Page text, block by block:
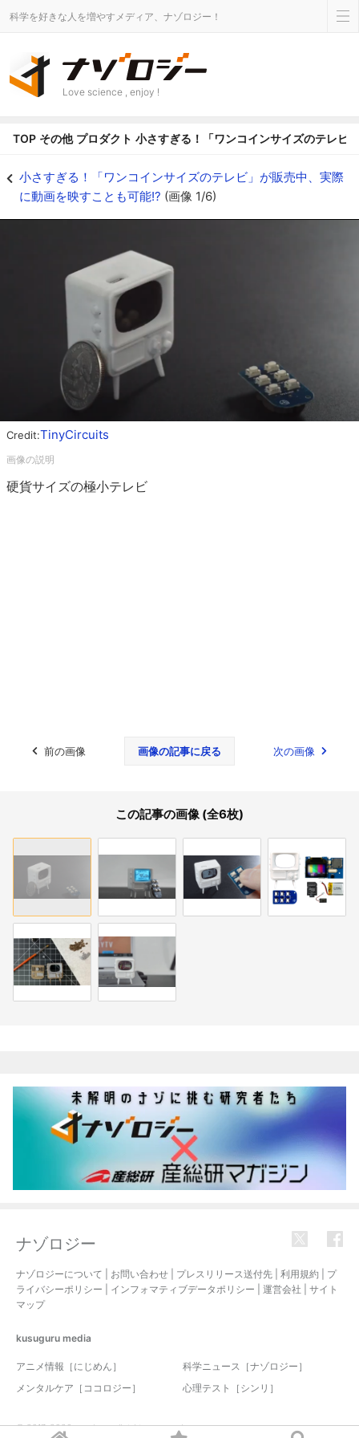
科学を好きな人を増やすメディア、ナゾロジー！
Love science , enjoy !
TOP その他 プロダクト 小さすぎる！「ワンコインサイズのテレビ
小さすぎる！「ワンコインサイズのテレビ」が販売中、実際
に動画を映すことも可能!? (画像 1/6)
Credit:TinyCircuits
硬貨サイズの極小テレビ
前の画像 画像の記事に戻る 次の画像
この記事の画像 (全6枚)
ナゾロジー
ナゾロジーについて お問い合わせ プレスリリース送付先 利用規約
プ
ライバシーポリシー
インフォマティブデータポリシー 運営会社
サイト
マップ
kusuguru media
アニメ情報［にじめん］
科学ニュース［ナゾロジー］
メンタルケア［ココロジー］
心理テスト［シンリ］
© 2017-2026 nazology. all rights reserved.